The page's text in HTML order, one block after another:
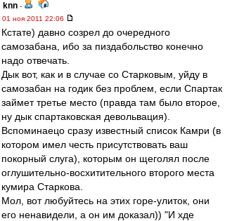
knn -
01 ноя 2011 22:06
Кстате) давно созрел до очередного
самозабана, ибо за пиздабольство конечно
надо отвечать.
Дык вот, как и в случае со Старковым, уйду в
самозабан на годик без проблем, если Спартак
займет третье место (правда там было второе,
ну дык спартаковская девольвация).
Вспоминаецо сразу известный список Камри (в
котором имел честь присутствовать ваш
покорный слуга), которым он щеголял после
оглушительно-восхитительного второго места
кумира Старкова.
Мол, вот любуйтесь на этих горе-улиток, они
его ненавидели, а он им доказал)) "И хде